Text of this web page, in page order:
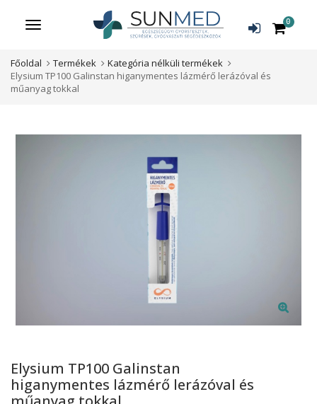
Menü 0
Főoldal Termékek
Kategória nélküli termékek
Elysium TP100 Galinstan higanymentes lázmérő lerázóval és
műanyag tokkal
Elysium TP100 Galinstan
higanymentes lázmérő lerázóval és